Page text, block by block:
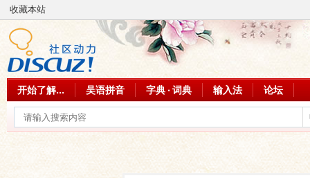
收藏本站
开始了解... 吴语拼音 字典 · 词典 输入法 论坛